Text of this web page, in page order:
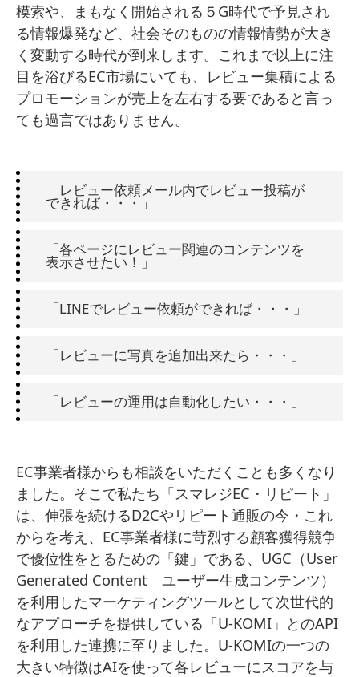
模索や、まもなく開始される５G時代で予見され
る情報爆発など、社会そのものの情報情勢が大き
く変動する時代が到来します。これまで以上に注
目を浴びるEC市場にいても、レビュー集積による
プロモーションが売上を左右する要であると言っ
ても過言ではありません。
「レビュー依頼メール内でレビュー投稿が
できれば・・・」
「各ページにレビュー関連のコンテンツを
表示させたい！」
「LINEでレビュー依頼ができれば・・・」
「レビューに写真を追加出来たら・・・」
「レビューの運用は自動化したい・・・」
EC事業者様からも相談をいただくことも多くなり
ました。そこで私たち「スマレジEC・リピート」
は、伸張を続けるD2Cやリピート通販の今・これ
からを考え、EC事業者様に苛烈する顧客獲得競争
で優位性をとるための「鍵」である、UGC（User
Generated Content ユーザー生成コンテンツ）
を利用したマーケティングツールとして次世代的
なアプローチを提供している「U-KOMI」とのAPI
を利用した連携に至りました。U-KOMIの一つの
大きい特徴はAIを使って各レビューにスコアを与